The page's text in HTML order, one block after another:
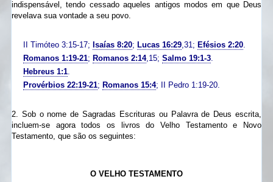
indispensável, tendo cessado aqueles antigos modos em que Deus
revelava sua vontade a seu povo.
II Timóteo 3:15-17; Isaías 8:20; Lucas 16:29,31; Efésios 2:20.
Romanos 1:19-21; Romanos 2:14,15; Salmo 19:1-3.
Hebreus 1:1.
Provérbios 22:19-21; Romanos 15:4; II Pedro 1:19-20.
2. Sob o nome de Sagradas Escrituras ou Palavra de Deus escrita,
incluem-se agora todos os livros do Velho Testamento e Novo
Testamento, que são os seguintes:
O VELHO TESTAMENTO